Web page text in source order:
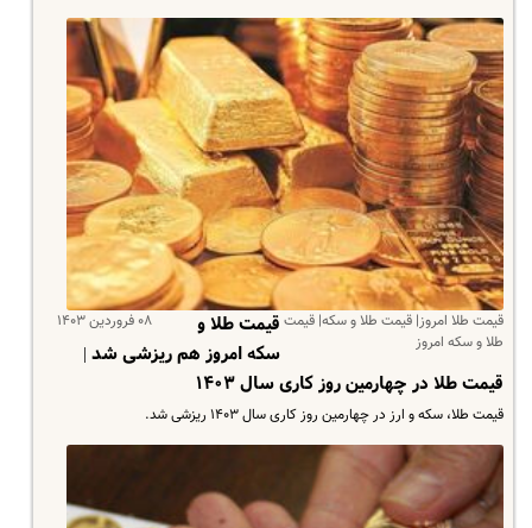
قیمت طلا امروز| قیمت طلا و سکه| قیمت
طلا و سکه امروز
۰۸ فروردین ۱۴۰۳
قیمت طلا و
سکه امروز هم ریزشی شد |
قیمت طلا در چهارمین روز کاری سال ۱۴۰۳
قیمت طلا، سکه و ارز در چهارمین روز کاری سال ۱۴۰۳ ریزشی شد.